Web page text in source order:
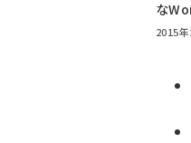
な
2015